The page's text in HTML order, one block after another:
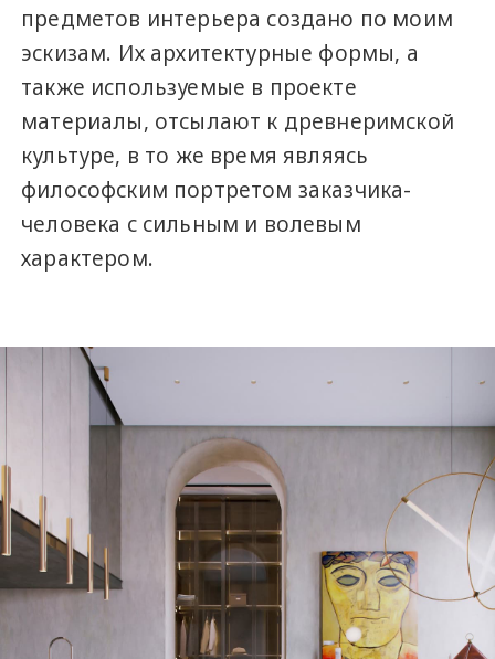
предметов интерьера создано по моим
эскизам. Их архитектурные формы, а
также используемые в проекте
материалы, отсылают к древнеримской
культуре, в то же время являясь
философским портретом заказчика-
человека с сильным и волевым
характером.